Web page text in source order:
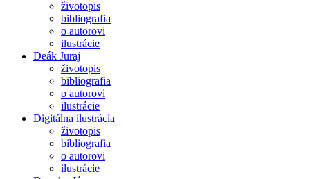
životopis
bibliografia
o autorovi
ilustrácie
Deák Juraj
životopis
bibliografia
o autorovi
ilustrácie
Digitálna ilustrácia
životopis
bibliografia
o autorovi
ilustrácie